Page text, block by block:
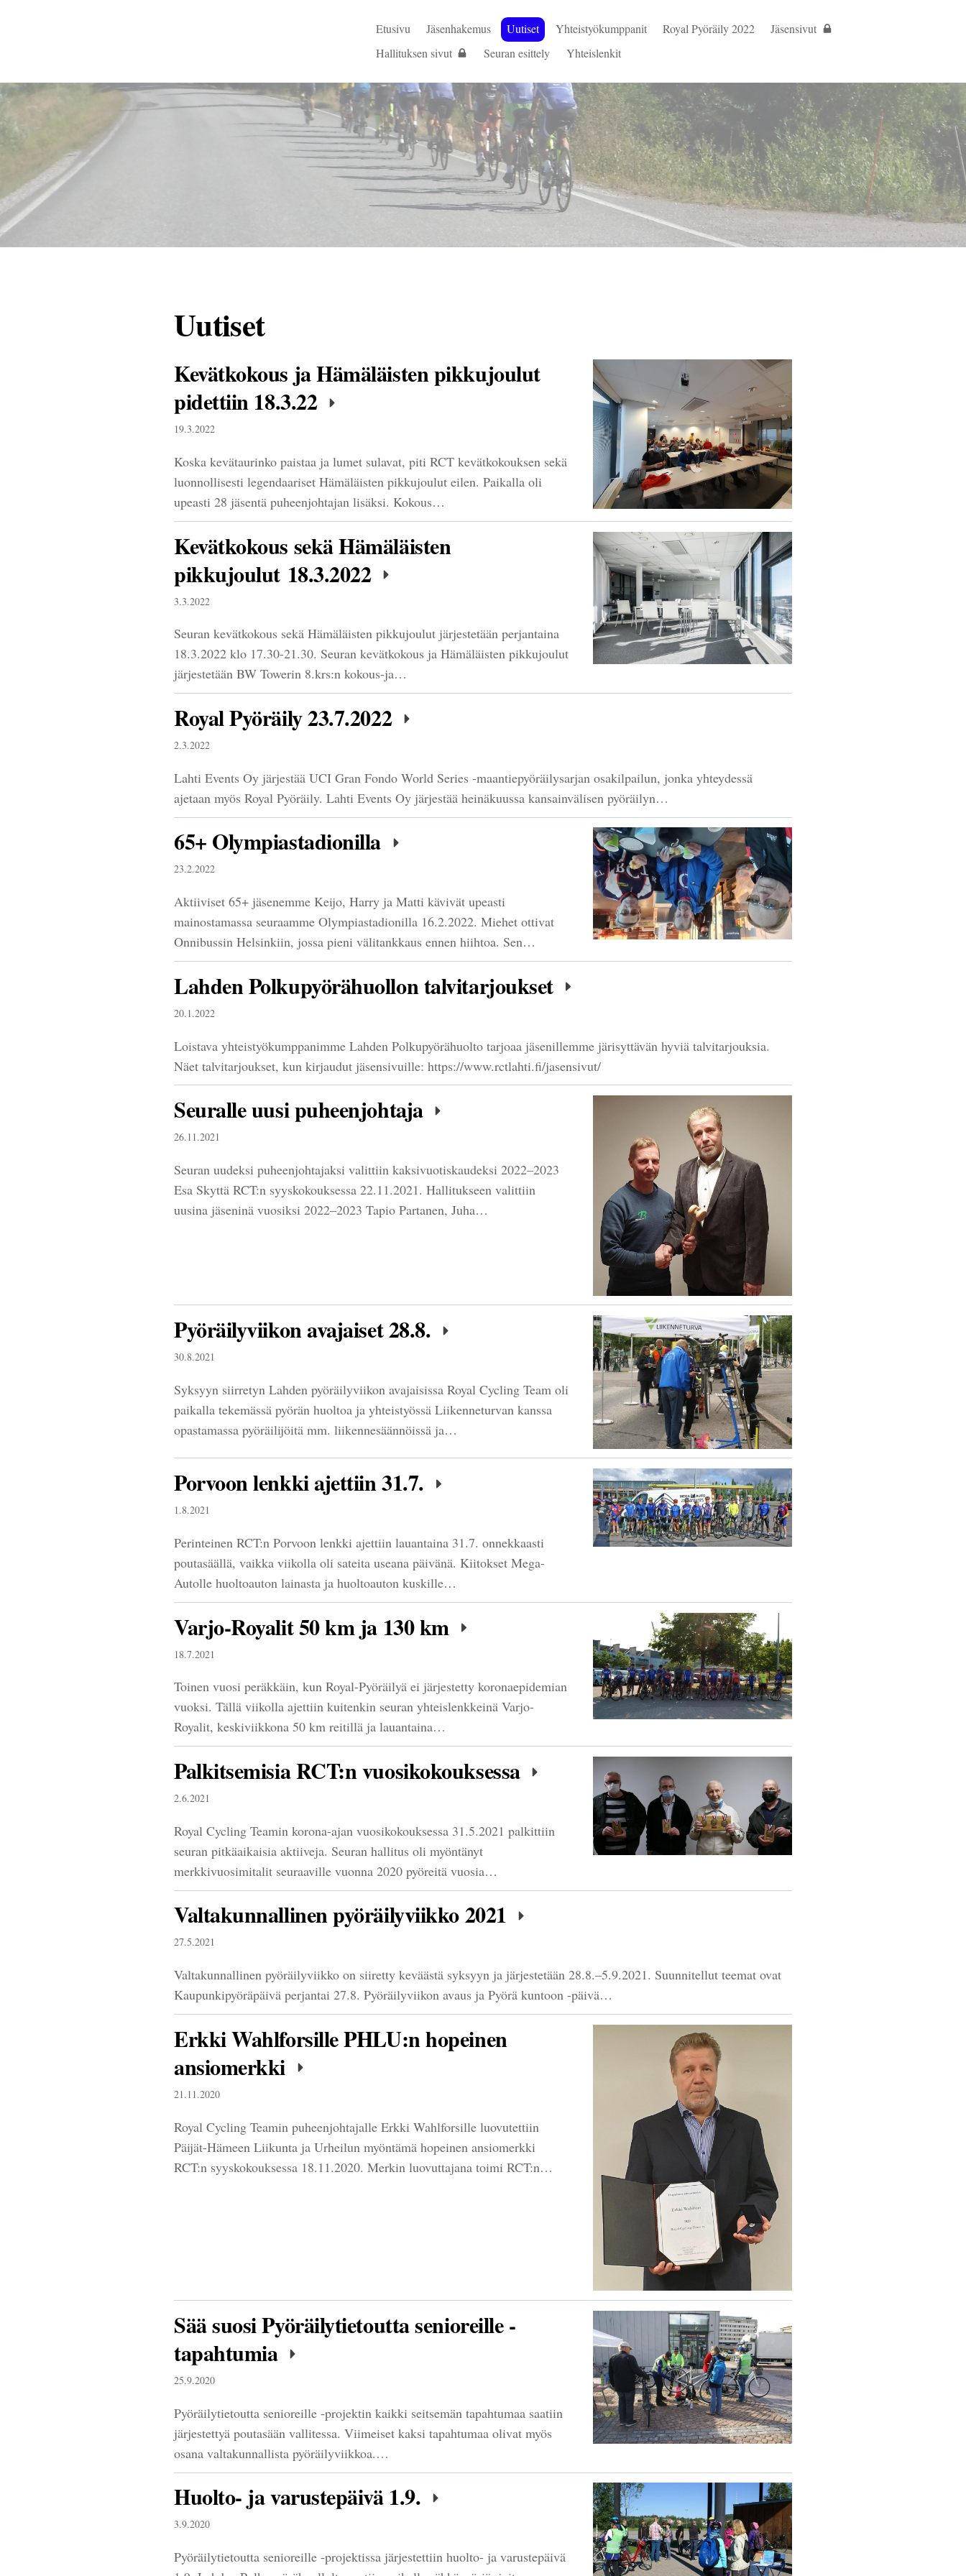
Etusivu Jäsenhakemus Uutiset Yhteistyökumppanit Royal Pyöräily 2022
Jäsensivut
Hallituksen sivut
Seuran esittely Yhteislenkit
Uutiset
Kevätkokous ja Hämäläisten pikkujoulut
pidettiin 18.3.22
19.3.2022
Koska kevätaurinko paistaa ja lumet sulavat, piti RCT kevätkokouksen sekä
luonnollisesti legendaariset Hämäläisten pikkujoulut eilen. Paikalla oli
upeasti 28 jäsentä puheenjohtajan lisäksi. Kokous…
Kevätkokous sekä Hämäläisten
pikkujoulut 18.3.2022
3.3.2022
Seuran kevätkokous sekä Hämäläisten pikkujoulut järjestetään perjantaina
18.3.2022 klo 17.30-21.30. Seuran kevätkokous ja Hämäläisten pikkujoulut
järjestetään BW Towerin 8.krs:n kokous-ja…
Royal Pyöräily 23.7.2022
2.3.2022
Lahti Events Oy järjestää UCI Gran Fondo World Series -maantiepyöräilysarjan osakilpailun, jonka yhteydessä
ajetaan myös Royal Pyöräily. Lahti Events Oy järjestää heinäkuussa kansainvälisen pyöräilyn…
65+ Olympiastadionilla
23.2.2022
Aktiiviset 65+ jäsenemme Keijo, Harry ja Matti kävivät upeasti
mainostamassa seuraamme Olympiastadionilla 16.2.2022. Miehet ottivat
Onnibussin Helsinkiin, jossa pieni välitankkaus ennen hiihtoa. Sen…
Lahden Polkupyörähuollon talvitarjoukset
20.1.2022
Loistava yhteistyökumppanimme Lahden Polkupyörähuolto tarjoaa jäsenillemme järisyttävän hyviä talvitarjouksia.
Näet talvitarjoukset, kun kirjaudut jäsensivuille: https://www.rctlahti.fi/jasensivut/
Seuralle uusi puheenjohtaja
26.11.2021
Seuran uudeksi puheenjohtajaksi valittiin kaksivuotiskaudeksi 2022–2023
Esa Skyttä RCT:n syyskokouksessa 22.11.2021. Hallitukseen valittiin
uusina jäseninä vuosiksi 2022–2023 Tapio Partanen, Juha…
Pyöräilyviikon avajaiset 28.8.
30.8.2021
Syksyyn siirretyn Lahden pyöräilyviikon avajaisissa Royal Cycling Team oli
paikalla tekemässä pyörän huoltoa ja yhteistyössä Liikenneturvan kanssa
opastamassa pyöräilijöitä mm. liikennesäännöissä ja…
Porvoon lenkki ajettiin 31.7.
1.8.2021
Perinteinen RCT:n Porvoon lenkki ajettiin lauantaina 31.7. onnekkaasti
poutasäällä, vaikka viikolla oli sateita useana päivänä. Kiitokset Mega-
Autolle huoltoauton lainasta ja huoltoauton kuskille…
Varjo-Royalit 50 km ja 130 km
18.7.2021
Toinen vuosi peräkkäin, kun Royal-Pyöräilyä ei järjestetty koronaepidemian
vuoksi. Tällä viikolla ajettiin kuitenkin seuran yhteislenkkeinä Varjo-
Royalit, keskiviikkona 50 km reitillä ja lauantaina…
Palkitsemisia RCT:n vuosikokouksessa
2.6.2021
Royal Cycling Teamin korona-ajan vuosikokouksessa 31.5.2021 palkittiin
seuran pitkäaikaisia aktiiveja. Seuran hallitus oli myöntänyt
merkkivuosimitalit seuraaville vuonna 2020 pyöreitä vuosia…
Valtakunnallinen pyöräilyviikko 2021
27.5.2021
Valtakunnallinen pyöräilyviikko on siiretty keväästä syksyyn ja järjestetään 28.8.–5.9.2021. Suunnitellut teemat ovat
Kaupunkipyöräpäivä perjantai 27.8. Pyöräilyviikon avaus ja Pyörä kuntoon -päivä…
Erkki Wahlforsille PHLU:n hopeinen
ansiomerkki
21.11.2020
Royal Cycling Teamin puheenjohtajalle Erkki Wahlforsille luovutettiin
Päijät-Hämeen Liikunta ja Urheilun myöntämä hopeinen ansiomerkki
RCT:n syyskokouksessa 18.11.2020. Merkin luovuttajana toimi RCT:n…
Sää suosi Pyöräilytietoutta senioreille -
tapahtumia
25.9.2020
Pyöräilytietoutta senioreille -projektin kaikki seitsemän tapahtumaa saatiin
järjestettyä poutasään vallitessa. Viimeiset kaksi tapahtumaa olivat myös
osana valtakunnallista pyöräilyviikkoa.…
Huolto- ja varustepäivä 1.9.
3.9.2020
Pyöräilytietoutta senioreille -projektissa järjestettiin huolto- ja varustepäivä